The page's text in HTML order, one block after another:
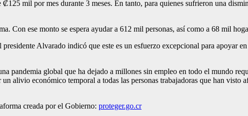
mil por mes durante 3 meses. En tanto, para quienes sufrieron una
Con ese monto se espera ayudar a 612 mil personas, así como a 68 mil
Alvarado indicó que este es un esfuerzo excepcional para apoyar
pandemia global que ha dejado a millones sin empleo en todo el mundo
alivio económico temporal a todas las personas trabajadoras que han
creada por el Gobierno: proteger.go.cr